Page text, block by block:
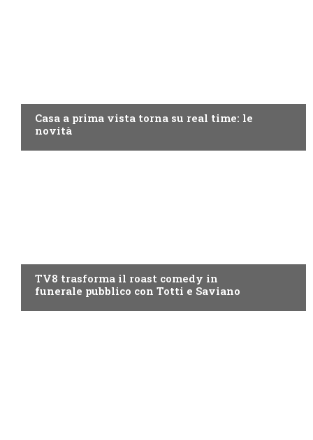
Casa a prima vista torna su real time: le
novità
TV8 trasforma il roast comedy in
funerale pubblico con Totti e Saviano